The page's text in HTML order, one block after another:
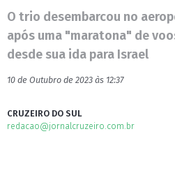
O trio desembarcou no
após uma "maratona" de
desde sua ida para Israel
10 de Outubro de 2023 às 12:37
CRUZEIRO DO SUL
redacao@jornalcruzeiro.com.br